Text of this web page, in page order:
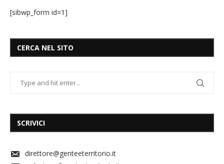
[sibwp_form id=1]
CERCA NEL SITO
SCRIVICI
direttore@genteeterritorio.it